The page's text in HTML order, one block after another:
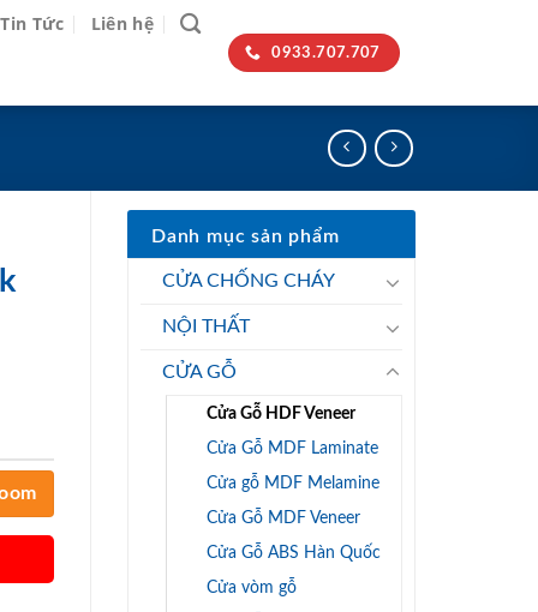
Tin Tức Liên hệ
0933.707.707
Danh mục sản phẩm
CỬA CHỐNG CHÁY
NỘI THẤT
CỬA GỖ
Cửa Gỗ HDF Veneer
Cửa Gỗ MDF Laminate
Cửa gỗ MDF Melamine
Cửa Gỗ MDF Veneer
Cửa Gỗ ABS Hàn Quốc
Cửa vòm gỗ